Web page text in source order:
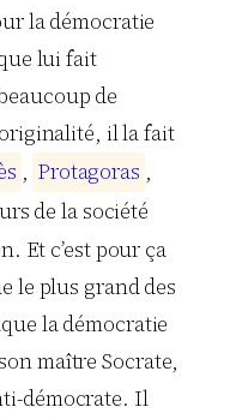
la démocratie
lui fait
de
il la fait
s , Protagoras ,
de la société
Et c’est pour ça
le plus grand des
la démocratie
maître Socrate,
démocrate. Il